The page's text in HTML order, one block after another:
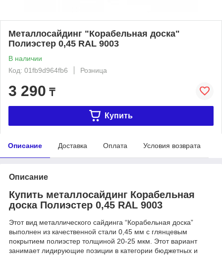
Металлосайдинг "Корабельная доска"
Полиэстер 0,45 RAL 9003
В наличии
Код: 01fb9d964fb6
Розница
3 290 ₸
Купить
Описание Доставка Оплата Условия возврата
Описание
Купить металлосайдинг Корабельная
доска Полиэстер 0,45 RAL 9003
Этот вид металлического сайдинга “Корабельная доска”
выполнен из качественной стали 0,45 мм с глянцевым
покрытием полиэстер толщиной 20-25 мкм. Этот вариант
занимает лидирующие позиции в категории бюджетных и